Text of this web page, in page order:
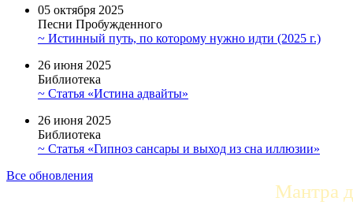
05 октября 2025
Песни Пробужденного
~ Истинный путь, по которому нужно идти (2025 г.)
26 июня 2025
Библиотека
~ Статья «Истина адвайты»
26 июня 2025
Библиотека
~ Статья «Гипноз сансары и выход из сна иллюзии»
Все обновления
Мантра